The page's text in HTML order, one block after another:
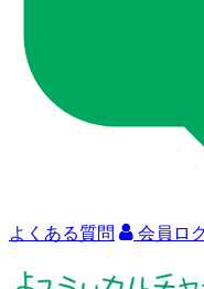
よくある質問 会員ロ